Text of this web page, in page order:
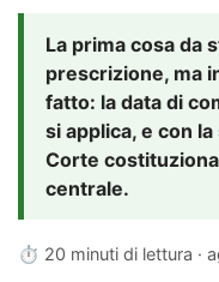
La prima cosa da
prescrizione, ma
fatto: la data di
si applica, e con
Corte
centrale.
⏱ 20 minuti di lettura ·